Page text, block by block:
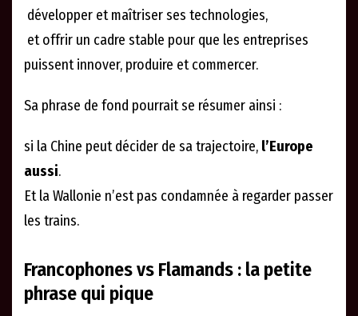
développer et maîtriser ses technologies,
et offrir un cadre stable pour que les entreprises
puissent innover, produire et commercer.
Sa phrase de fond pourrait se résumer ainsi :
si la Chine peut décider de sa trajectoire, l’Europe
aussi.
Et la Wallonie n’est pas condamnée à regarder passer
les trains.
Francophones vs Flamands : la petite
phrase qui pique